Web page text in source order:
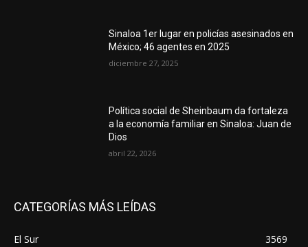
Sinaloa 1er lugar en policías asesinados en
México; 46 agentes en 2025
diciembre 27, 2025
Política social de Sheinbaum da fortaleza
a la economía familiar en Sinaloa: Juan de
Dios
abril 22, 2026
CATEGORÍAS MÁS LEÍDAS
El Sur
3569